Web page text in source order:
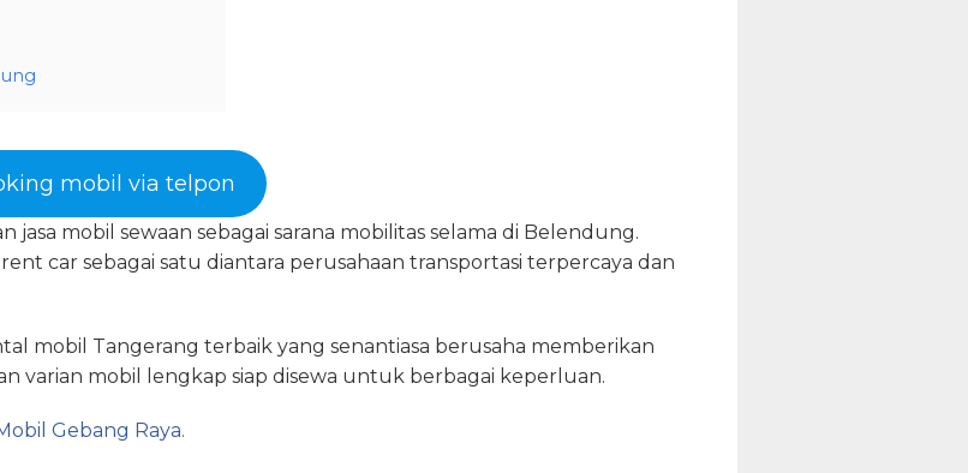
mobil via telpon
mobil sewaan sebagai sarana mobilitas selama di Belendung.
car sebagai satu diantara perusahaan transportasi terpercaya dan
mobil Tangerang terbaik yang senantiasa berusaha memberikan
varian mobil lengkap siap disewa untuk berbagai keperluan.
Gebang Raya.